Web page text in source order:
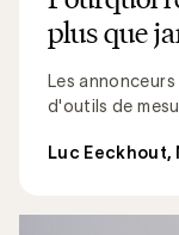
plus que
Les
d'outils de
Luc Eeckhout,